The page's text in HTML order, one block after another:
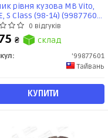
рівня кузова MB Vito,
S Class (98-14) (99877601)
0 відгуків
₴ склад
'99877601
Тайвань
КУПИТИ